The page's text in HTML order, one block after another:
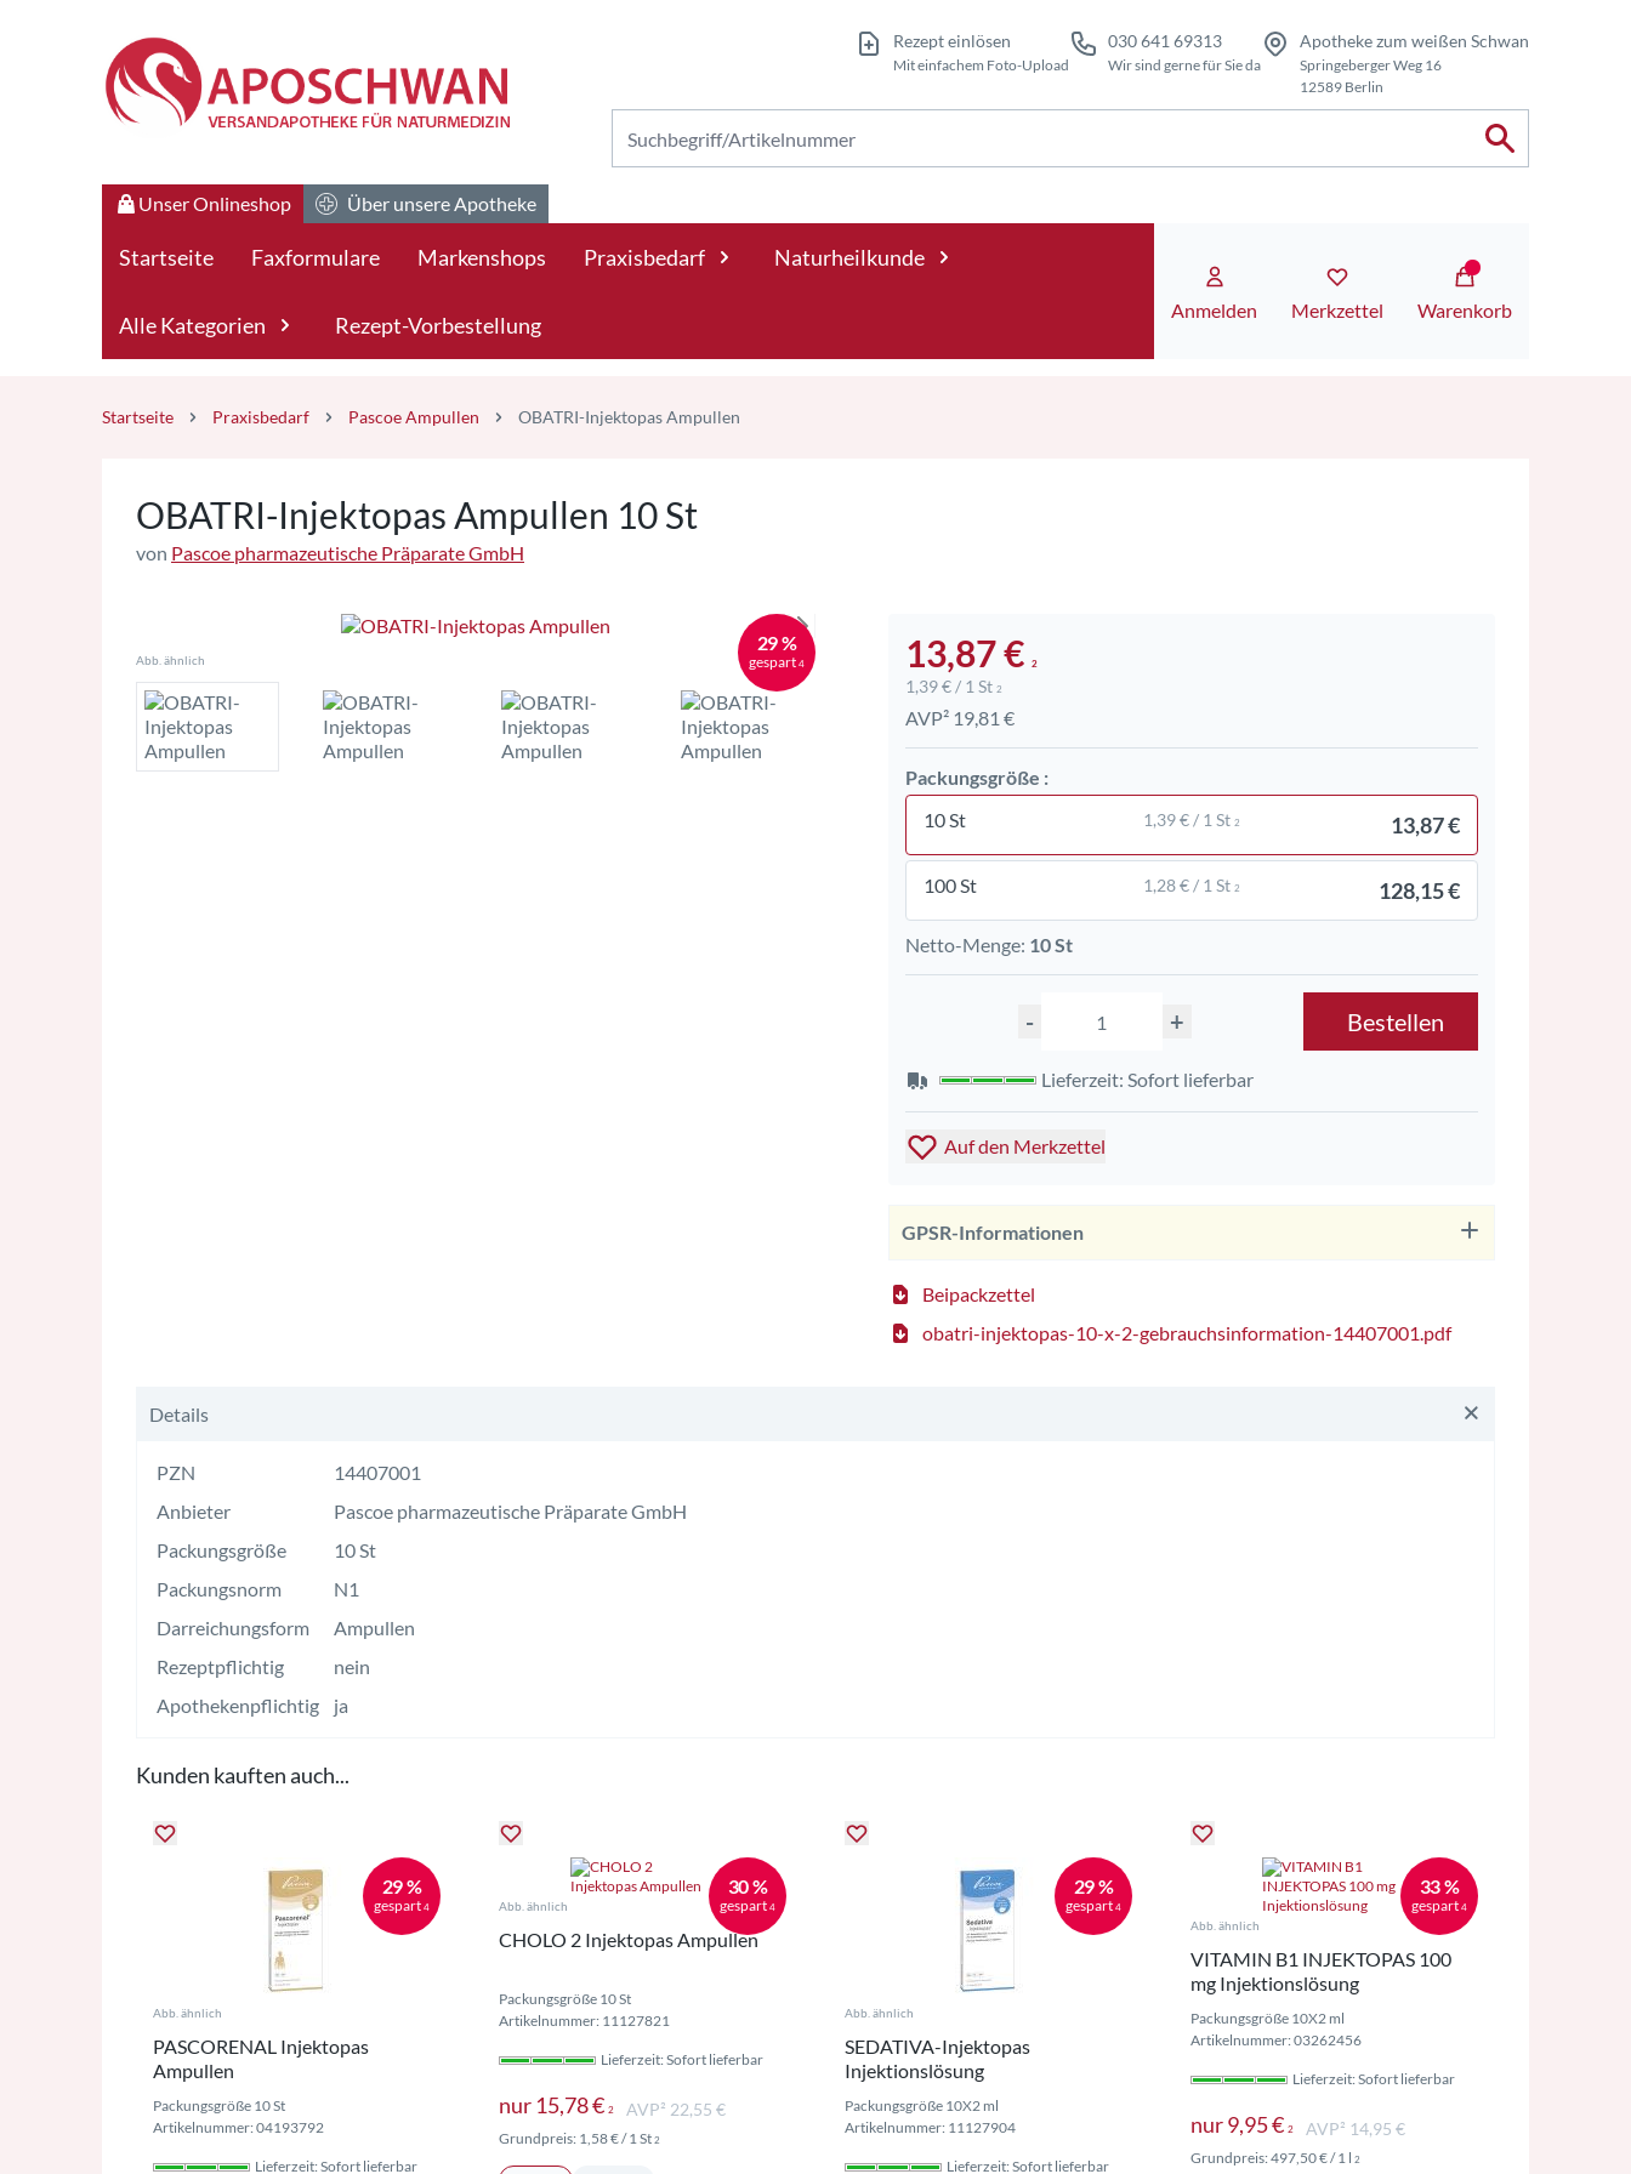
Rezept einlösen
Mit einfachem Foto-Upload
030 641 69313
Wir sind gerne für Sie da
Apotheke zum weißen Schwan
Springeberger Weg 16
12589 Berlin
Unser Onlineshop Über unsere Apotheke
Startseite Faxformulare Markenshops Praxisbedarf Naturheilkunde
Alle Kategorien Rezept-Vorbestellung
Anmelden Merkzettel Warenkorb
Startseite Praxisbedarf Pascoe Ampullen OBATRI-Injektopas Ampullen
OBATRI-Injektopas Ampullen 10 St
von Pascoe pharmazeutische Präparate GmbH
29 %
gespart 4
Abb. ähnlich 13,87 € 2
1,39 € / 1 St 2
AVP² 19,81 €
Packungsgröße :
10 St
1,39 € / 1 St 2 13,87 €
100 St 1,28 € / 1 St 2 128,15 €
Netto-Menge: 10 St
- + Bestellen
Lieferzeit: Sofort lieferbar
Auf den Merkzettel
GPSR-Informationen
Beipackzettel
obatri-injektopas-10-x-2-gebrauchsinformation-14407001.pdf
Details
PZN
14407001
Anbieter
Pascoe pharmazeutische Präparate GmbH
Packungsgröße
10 St
Packungsnorm
N1
Darreichungsform
Ampullen
Rezeptpflichtig
nein
Apothekenpflichtig
ja
Kunden kauften auch...
29 %
gespart 4
Abb. ähnlich
PASCORENAL Injektopas
Ampullen
Packungsgröße 10 St
Artikelnummer: 04193792
Lieferzeit: Sofort lieferbar
30 %
gespart 4
Abb. ähnlich
CHOLO 2 Injektopas Ampullen
Packungsgröße 10 St
Artikelnummer: 11127821
Lieferzeit: Sofort lieferbar
nur 15,78 € 2 Preise inkl. MwSt. ggf. zzgl. Versand
AVP² 22,55 €
Grundpreis: 1,58 €/ 1 St 2 Preise inkl. MwSt. ggf. zzgl. Versand
29 %
gespart 4
Abb. ähnlich
SEDATIVA-Injektopas
Injektionslösung
Packungsgröße 10X2 ml
Artikelnummer: 11127904
Lieferzeit: Sofort lieferbar
33 %
gespart 4
Abb. ähnlich
VITAMIN B1 INJEKTOPAS 100
mg Injektionslösung
Packungsgröße 10X2 ml
Artikelnummer: 03262456
Lieferzeit: Sofort lieferbar
nur9,95 € 2 Preise inkl. MwSt. ggf. zzgl. Versand
AVP² 14,95 €
Grundpreis:497,50 €/ 1 l 2